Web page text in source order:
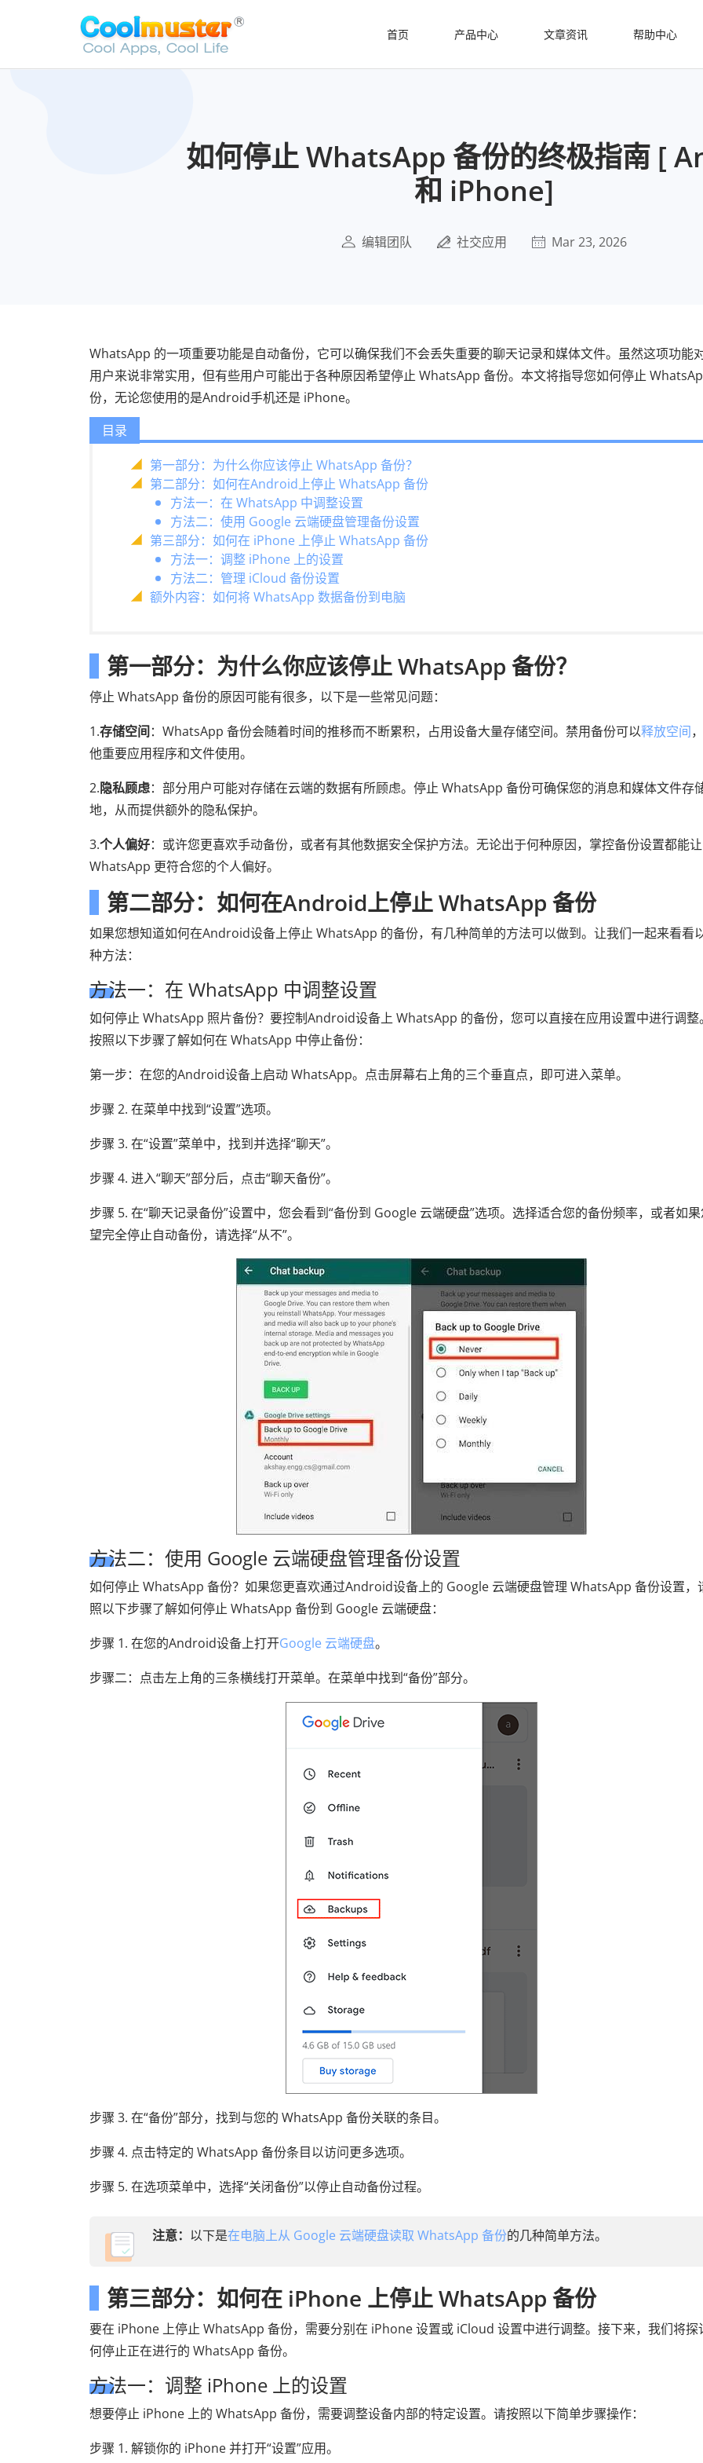
首页 产品中心 文章资讯 帮助中心
如何停止 WhatsApp 备份的终极指南 [
和 iPhone]
编辑团队 社交应用 Mar 23, 2026
WhatsApp 的一项重要功能是自动备份，它可以确保我们不会丢失重要的聊天记录和媒体文件。虽然这项功能
用户来说非常实用，但有些用户可能出于各种原因希望停止 WhatsApp 备份。本文将指导您如何停止
份，无论您使用的是Android手机还是 iPhone。
目录
第一部分：为什么你应该停止 WhatsApp 备份？
第二部分：如何在Android上停止 WhatsApp 备份
方法一：在 WhatsApp 中调整设置
方法二：使用 Google 云端硬盘管理备份设置
第三部分：如何在 iPhone 上停止 WhatsApp 备份
方法一：调整 iPhone 上的设置
方法二：管理 iCloud 备份设置
额外内容：如何将 WhatsApp 数据备份到电脑
第一部分：为什么你应该停止 WhatsApp 备份？
停止 WhatsApp 备份的原因可能有很多，以下是一些常见问题：
1.存储空间：WhatsApp 备份会随着时间的推移而不断累积，占用设备大量存储空间。禁用备份可以释放空间
他重要应用程序和文件使用。
2.隐私顾虑：部分用户可能对存储在云端的数据有所顾虑。停止 WhatsApp 备份可确保您的消息和媒体文件存
地，从而提供额外的隐私保护。
3.个人偏好：或许您更喜欢手动备份，或者有其他数据安全保护方法。无论出于何种原因，掌控备份设置都能让
WhatsApp 更符合您的个人偏好。
第二部分：如何在Android上停止 WhatsApp 备份
如果您想知道如何在Android设备上停止 WhatsApp 的备份，有几种简单的方法可以做到。让我们一起来看看
种方法：
方法一：在 WhatsApp 中调整设置
如何停止 WhatsApp 照片备份？要控制Android设备上 WhatsApp 的备份，您可以直接在应用设置中进行调整
按照以下步骤了解如何在 WhatsApp 中停止备份：
第一步：在您的Android设备上启动 WhatsApp。点击屏幕右上角的三个垂直点，即可进入菜单。
步骤 2. 在菜单中找到“设置”选项。
步骤 3. 在“设置”菜单中，找到并选择“聊天”。
步骤 4. 进入“聊天”部分后，点击“聊天备份”。
步骤 5. 在“聊天记录备份”设置中，您会看到“备份到 Google 云端硬盘”选项。选择适合您的备份频率，或者如
望完全停止自动备份，请选择“从不”。
方法二：使用 Google 云端硬盘管理备份设置
如何停止 WhatsApp 备份？如果您更喜欢通过Android设备上的 Google 云端硬盘管理 WhatsApp 备份设置，
照以下步骤了解如何停止 WhatsApp 备份到 Google 云端硬盘：
步骤 1. 在您的Android设备上打开Google 云端硬盘。
步骤二：点击左上角的三条横线打开菜单。在菜单中找到“备份”部分。
步骤 3. 在“备份”部分，找到与您的 WhatsApp 备份关联的条目。
步骤 4. 点击特定的 WhatsApp 备份条目以访问更多选项。
步骤 5. 在选项菜单中，选择“关闭备份”以停止自动备份过程。
注意： 以下是在电脑上从 Google 云端硬盘读取 WhatsApp 备份的几种简单方法。
第三部分：如何在 iPhone 上停止 WhatsApp 备份
要在 iPhone 上停止 WhatsApp 备份，需要分别在 iPhone 设置或 iCloud 设置中进行调整。接下来，我们将探
何停止正在进行的 WhatsApp 备份。
方法一：调整 iPhone 上的设置
想要停止 iPhone 上的 WhatsApp 备份，需要调整设备内部的特定设置。请按照以下简单步骤操作：
步骤 1. 解锁你的 iPhone 并打开“设置”应用。